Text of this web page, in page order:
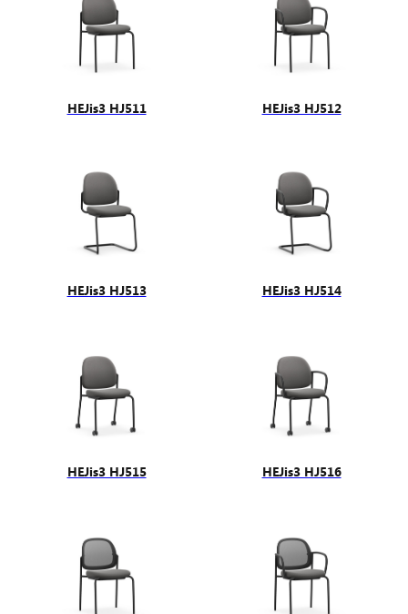
HEJis3 HJ511 HEJis3 HJ512
HEJis3 HJ513 HEJis3 HJ514
HEJis3 HJ515 HEJis3 HJ516